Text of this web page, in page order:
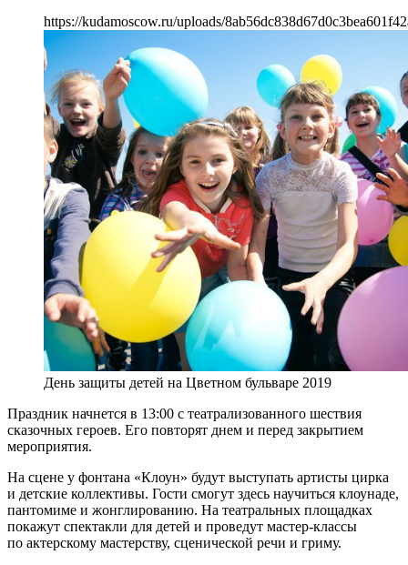
https://kudamoscow.ru/uploads/
День защиты детей на Цветном бульваре 2019
Праздник начнется в 13:00 с театрализованного шествия
сказочных героев. Его повторят днем и перед закрытием
мероприятия.
На сцене у фонтана «Клоун» будут выступать артисты цирка
и детские коллективы. Гости смогут здесь научиться клоунаде,
пантомиме и жонглированию. На театральных площадках
покажут спектакли для детей и проведут мастер-классы
по актерскому мастерству, сценической речи и гриму.